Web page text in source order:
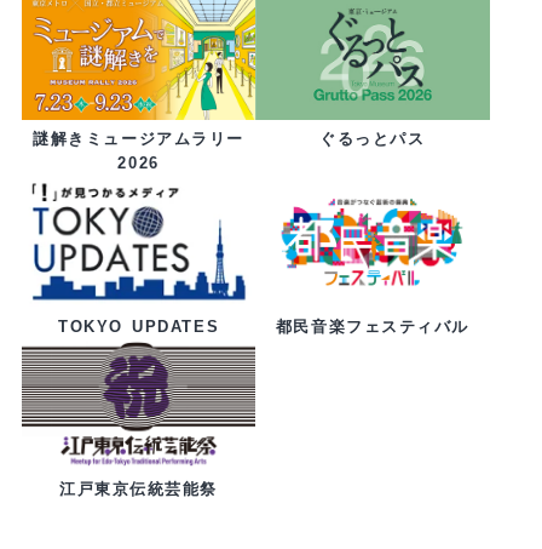
謎解きミュージアムラリー
2026
ぐるっとパス
TOKYO UPDATES 都民音楽フェスティバル
江戸東京伝統芸能祭